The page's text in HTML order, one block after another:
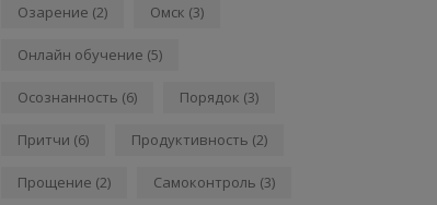
Озарение (2) Омск (3)
Онлайн обучение (5)
Осознанность (6) Порядок (3)
Притчи (6) Продуктивность (2)
Прощение (2) Самоконтроль (3)